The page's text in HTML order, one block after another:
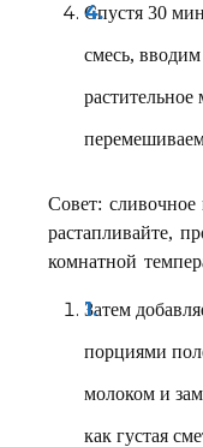
Спустя 30
смесь,
растительное
Совет: сливочное
растапливайте,
комнатной
Затем
порциями
молоком и
как густая